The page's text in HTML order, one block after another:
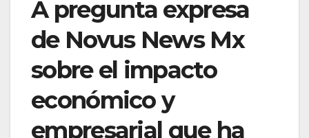
A pregunta expresa
de Novus News Mx
sobre el impacto
económico y
empresarial que ha